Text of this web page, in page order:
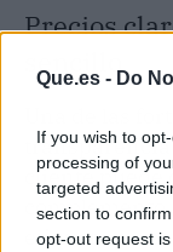
Que.es - Do
If you wish to
processing of
targeted
section to
opt-out request
Precios
sencillo
cliente
etiqueta